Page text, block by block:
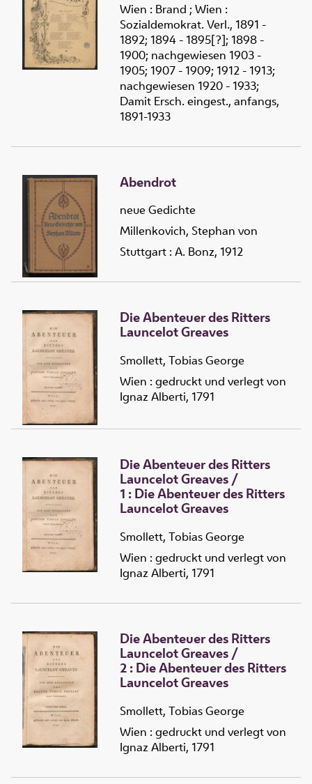
Wien : Brand ; Wien :
Sozialdemokrat. Verl., 1891 -
1892; 1894 - 1895[?]; 1898 -
1900; nachgewiesen 1903 -
1905; 1907 - 1909; 1912 - 1913;
nachgewiesen 1920 - 1933;
Damit Ersch. eingest., anfangs,
1891-1933
Abendrot
neue Gedichte
Millenkovich, Stephan von
Stuttgart : A. Bonz, 1912
Die Abenteuer des Ritters
Launcelot Greaves
Smollett, Tobias George
Wien : gedruckt und verlegt von
Ignaz Alberti, 1791
Die Abenteuer des Ritters
Launcelot Greaves/
1 :DieAbenteuer des Ritters
Launcelot Greaves
Smollett, Tobias George
Wien : gedruckt und verlegt von
Ignaz Alberti, 1791
Die Abenteuer des Ritters
Launcelot Greaves/
2 :DieAbenteuer des Ritters
Launcelot Greaves
Smollett, Tobias George
Wien : gedruckt und verlegt von
Ignaz Alberti, 1791